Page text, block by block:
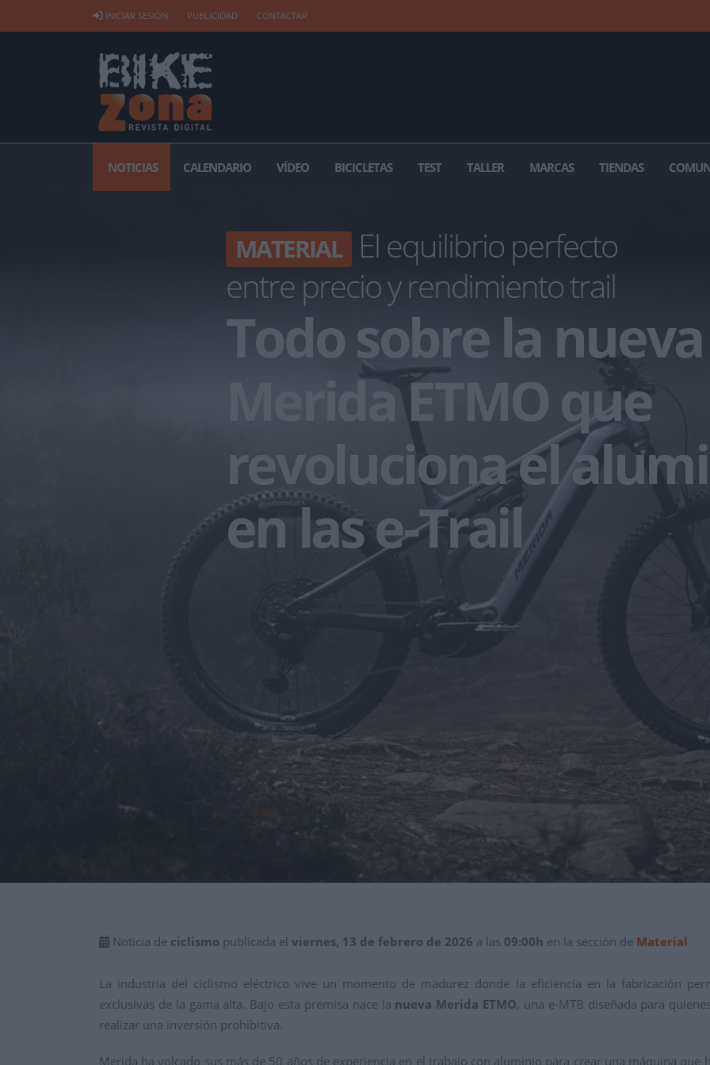
INICIAR SESIÓN PUBLICIDAD CONTACTAR
NOTICIAS CALENDARIO VÍDEO BICICLETAS TEST TALLER MARCAS TIENDAS
MATERIAL El equilibrio perfecto
entre precio y rendimiento trail
Todo sobre la nueva
Merida ETMO que
revoluciona el
en las e-Trail
Noticia de ciclismo publicada el viernes, 13 de febrero de 2026 a las 09:00h en la sección de Material
La industria del ciclismo eléctrico vive un momento de madurez donde la eficiencia en la fabricación
exclusivas de la gama alta. Bajo esta premisa nace la nueva Merida ETMO, una e-MTB diseñada para
realizar una inversión prohibitiva.
Merida ha volcado sus más de 50 años de experiencia en el trabajo con aluminio para crear una máquina que